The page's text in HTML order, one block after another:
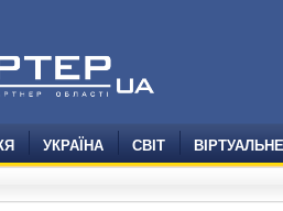
УКРАЇНА СВІТ